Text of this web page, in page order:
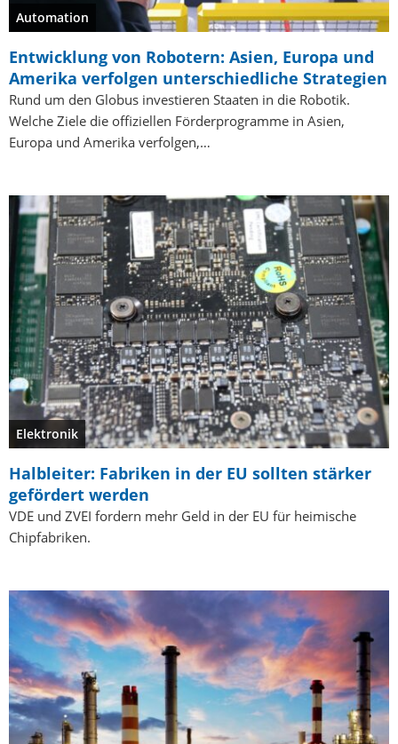
Automation
Entwicklung von Robotern: Asien, Europa und
Amerika verfolgen unterschiedliche Strategien
Rund um den Globus investieren Staaten in die Robotik.
Welche Ziele die offiziellen Förderprogramme in Asien,
Europa und Amerika verfolgen,…
Elektronik
Halbleiter: Fabriken in der EU sollten stärker
gefördert werden
VDE und ZVEI fordern mehr Geld in der EU für heimische
Chipfabriken.